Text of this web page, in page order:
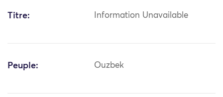
Titre: Information Unavailable
Peuple: Ouzbek